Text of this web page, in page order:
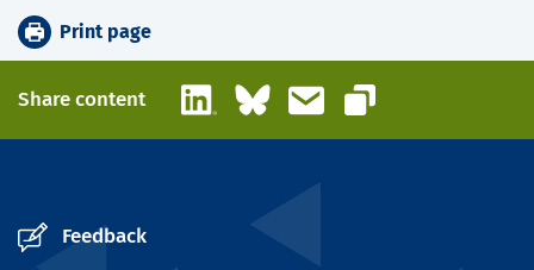
Print page
Share content LinkedInBlueskyEmail
Copy link
Feedback